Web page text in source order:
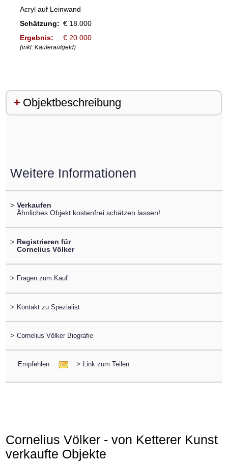
Acryl auf Leinwand
Schätzung: € 18.000
Ergebnis:
€ 20.000
(inkl. Käuferaufgeld)
Objektbeschreibung
Weitere Informationen
> Verkaufen
Ähnliches Objekt kostenfrei schätzen lassen!
> Registrieren für
Cornelius Völker
> Fragen zum Kauf
> Kontakt zu Spezialist
> Cornelius Völker Biografie
Empfehlen > Link zum Teilen
Cornelius Völker - von Ketterer Kunst
verkaufte Objekte